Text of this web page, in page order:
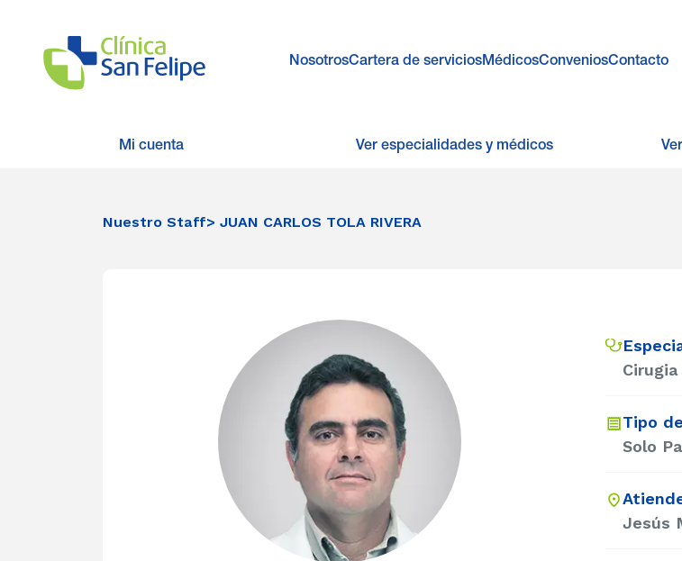
NosotrosCartera de serviciosMédicosConveniosContacto
Mi cuenta Ver especialidades y médicos
Nuestro Staff> JUAN CARLOS TOLA RIVERA
Tipo
Solo
Jesús